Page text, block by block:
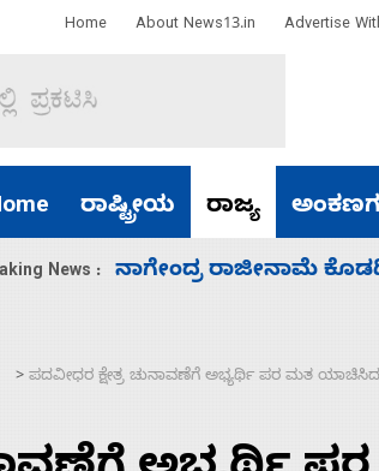
Home About News13.in Advertise
ರಾಷ್ಟ್ರೀಯ ರಾಜ್ಯ
News : ಸಚಿವ ಸಂಪುಟ ವಿಸ್ತರಣೆ
> ಪದವೀಧರ ಕ್ಷೇತ್ರ ಚುನಾವಣೆಗೆ ಅಭ್ಯರ್ಥಿ ಪರ ಮತ